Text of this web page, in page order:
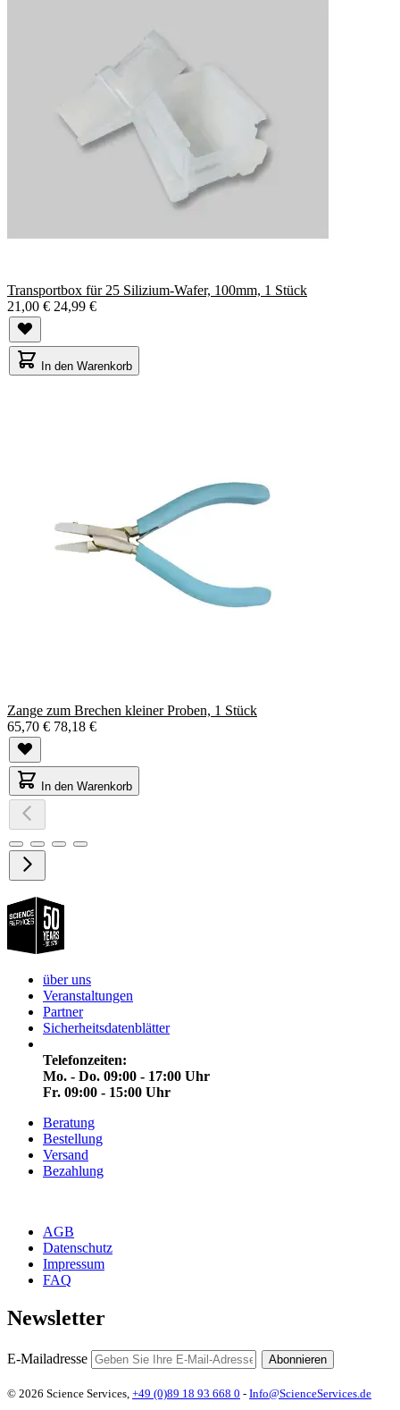
Transportbox für 25 Silizium-Wafer, 100mm, 1 Stück
21,00 € 24,99 €
In den Warenkorb
Zange zum Brechen kleiner Proben, 1 Stück
65,70 € 78,18 €
In den Warenkorb
über uns
Veranstaltungen
Partner
Sicherheitsdatenblätter
Telefonzeiten:
Mo. - Do. 09:00 - 17:00 Uhr
Fr. 09:00 - 15:00 Uhr
Beratung
Bestellung
Versand
Bezahlung
AGB
Datenschutz
Impressum
FAQ
Newsletter
E-Mailadresse Abonnieren
© 2026 Science Services, +49 (0)89 18 93 668 0 - Info@ScienceServices.de